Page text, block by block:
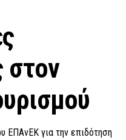
στον
ΕΠΑνΕΚ για την επιδότηση